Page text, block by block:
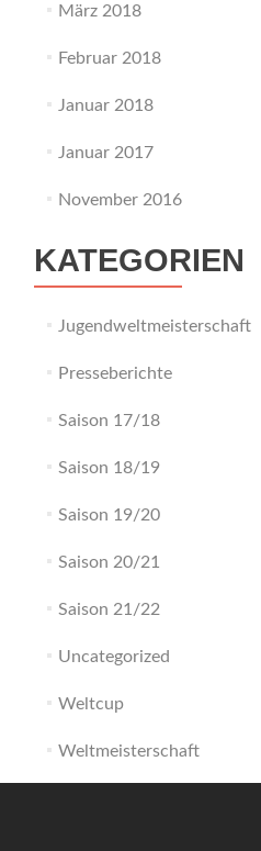
März 2018
Februar 2018
Januar 2018
Januar 2017
November 2016
KATEGORIEN
Jugendweltmeisterschaft
Presseberichte
Saison 17/18
Saison 18/19
Saison 19/20
Saison 20/21
Saison 21/22
Uncategorized
Weltcup
Weltmeisterschaft